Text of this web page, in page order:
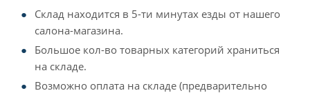
Склад находится в 5-ти минутах езды от нашего
салона-магазина.
Большое кол-во товарных категорий храниться
на складе.
Возможно оплата на складе (предварительно